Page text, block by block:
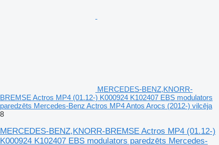
MERCEDES-BENZ,KNORR-
BREMSE Actros MP4 (01.12-) K000924 K102407 EBS modulators
paredzēts Mercedes-Benz Actros MP4 Antos Arocs (2012-) vilcēja
8
MERCEDES-BENZ,KNORR-BREMSE Actros MP4 (01.12-)
K000924 K102407 EBS modulators paredzēts Mercedes-